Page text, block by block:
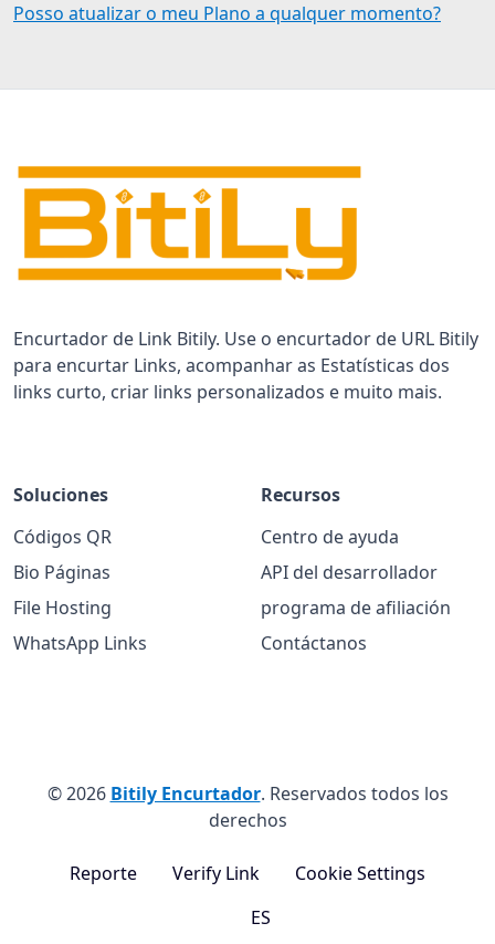
Posso atualizar o meu Plano a qualquer momento?
Encurtador de Link Bitily. Use o encurtador de URL Bitily
para encurtar Links, acompanhar as Estatísticas dos
links curto, criar links personalizados e muito mais.
Soluciones
Códigos QR
Bio Páginas
File Hosting
WhatsApp Links
Recursos
Centro de ayuda
API del desarrollador
programa de afiliación
Contáctanos
© 2026 Bitily Encurtador. Reservados todos los
derechos
Reporte Verify Link
Cookie Settings
ES